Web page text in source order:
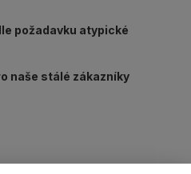
požadavku atypické
naše stálé zákazníky